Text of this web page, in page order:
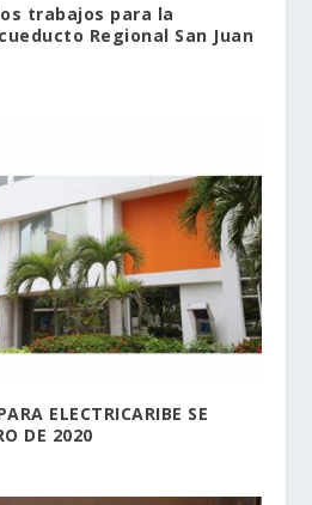
trabajos para la
Regional San Juan
ELECTRICARIBE SE
DE 2020